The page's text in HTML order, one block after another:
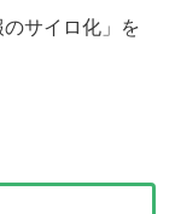
サイロ化」を